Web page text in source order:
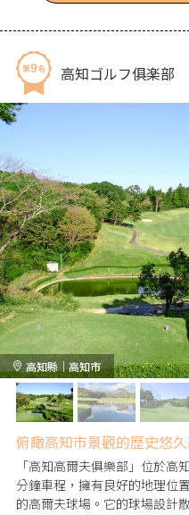
高知ゴルフ俱楽部
高知縣｜高知市
俯瞰高知市景觀的歷史悠
「高知高爾夫俱樂部」位於高
分鐘車程，擁有良好的地理位
的高爾夫球場。它的球場設計